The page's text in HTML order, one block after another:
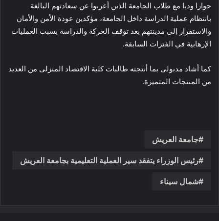
حوارا وديا مع طلاب الجامعة الذين أعربوا عن سعادتهم البالغة
بانتظام عملية الدراسة داخل الجامعة، مؤكدين عودة الأمن والأمان
والاستقرار إلى مدينتهم بعد توقف الحركة والدراسة بسبب العمليات
الإرهابية في الفترات السابقة.
كما أشاد مدبولى بما أنتجته طالبات كلية الاقتصاد المنزلى من العديد
من المنتجات المتميزة.
جامعة العريش
رئيس الوزراء يتفقد سير العملية التعليمية بجامعة العريش
شمال سيناء